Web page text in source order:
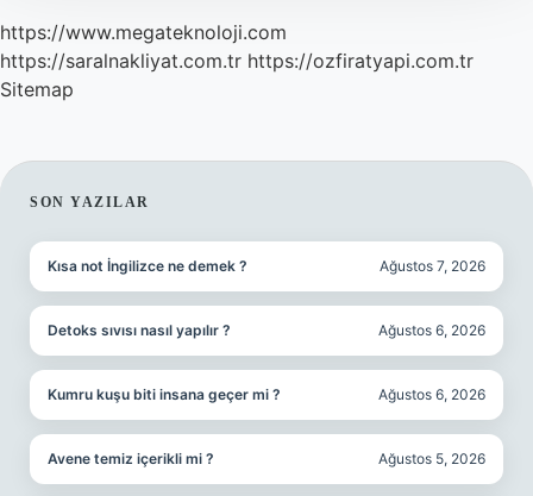
https://www.megateknoloji.com
https://saralnakliyat.com.tr https://ozfiratyapi.com.tr
Sitemap
SIDEBAR
SON YAZILAR
Kısa not İngilizce ne demek ? Ağustos 7, 2026
Detoks sıvısı nasıl yapılır ? Ağustos 6, 2026
Kumru kuşu biti insana geçer mi ? Ağustos 6, 2026
Avene temiz içerikli mi ? Ağustos 5, 2026